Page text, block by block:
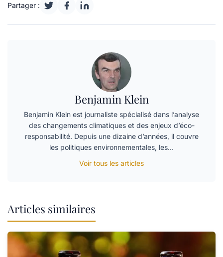
Partager :
Benjamin Klein
Benjamin Klein est journaliste spécialisé dans l’analyse
des changements climatiques et des enjeux d’éco-
responsabilité. Depuis une dizaine d’années, il couvre
les politiques environnementales, les…
Voir tous les articles
Articles similaires